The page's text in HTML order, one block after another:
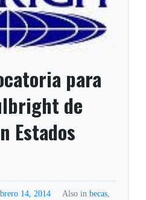
para
de
Estados
14, 2014 Also in becas,